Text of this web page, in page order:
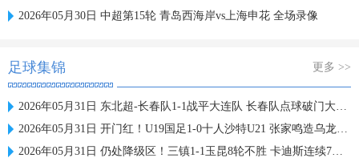
2026年05月30日 中超第15轮 青岛西海岸vs上海申花 全场录像
足球集锦 更多 >>
2026年05月31日 东北超-长春队1-1战平大连队 长春队点球破门大连队补射扳平
2026年05月31日 开门红！U19国足1-0十人沙特U21 张家鸣造乌龙下轮战民主刚果U23
2026年05月31日 仍处降级区！三镇1-1玉昆8轮不胜 卡迪斯连续7场破门黄紫昌扳平